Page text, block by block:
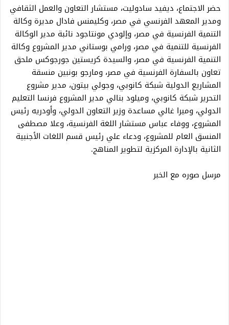
حضر الاجتماع، ديفيد سادوليت، مستشار التعاون والعمل الثقافي
ومدير المعهد الفرنسي في مصر، وكليمنس فادال مديرة وكالة
التنمية الفرنسية في مصر، وإلودي مونتاجود نائبة مدير الوكالة
الفرنسية للتنمية في مصر، ورامي بوستاني مدير المشروع وكالة
التنمية الفرنسية في مصر، والسيدة كريستين جورجوكس ملحق
تعاون بالسفارة الفرنسية في مصر، ومارجو بونبين منسقة
المشاريع الدولية شبكة كانوبي، وجولي بيتون، مدير مشروع
التحرير شبكة كانوبي، وميلود بنالي مدير المشروع فرنسا التعليم
الدولي، وميرا غالي مساعدة وزير التعاون الدولي، وأودريه رئيس
المشروع، ووفاء عباس مستشار اللغة الفرنسية، وعلا مصطفى
المنسق العام للمشروع، ودعاء علي رئيس قسم اللغات الأجنبية
الثانية بالإدارة المركزية لتطوير المناهج.
مرسل صوره مع الخبر